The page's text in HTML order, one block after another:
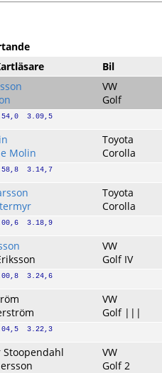
Bil
VW
Golf
3.09,5
Molin
Toyota
Corolla
3.14,7
Toyota
Corolla
3.18,9
VW
Golf IV
3.24,6
VW
Golf |||
3.22,3
Stoopendahl
VW
Golf 2